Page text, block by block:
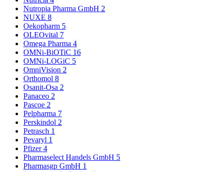
Nutropia Pharma GmbH 2
NUXE 8
Oekopharm 5
OLEOvital 7
Omega Pharma 4
OMNi-BiOTiC 16
OMNi-LOGiC 5
OmniVision 2
Orthomol 8
Osanit-Osa 2
Panaceo 2
Pascoe 2
Pelpharma 7
Perskindol 2
Petrasch 1
Pevaryl 1
Pfizer4
Pharmaselect Handels GmbH 5
Pharmasgp GmbH 1